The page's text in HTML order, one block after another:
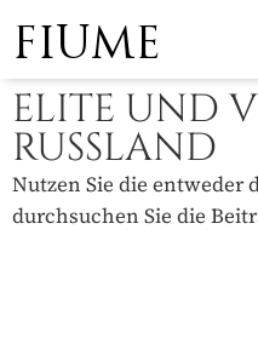
FIUME
ELITE UND
RUSSLAND
Nutzen Sie die entweder
durchsuchen Sie die